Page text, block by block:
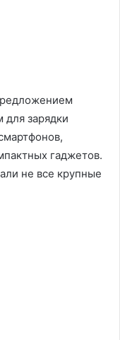
для зарядки
гаджетов.
не все крупные